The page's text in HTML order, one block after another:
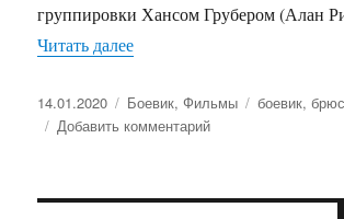
группировки Хансом Грубером (Алан
Читать далее
Опубликовано
14.01.2020 Рубрики
Боевик,Фильмы Метки
боевик,
Добавить комментарий
Крепкий